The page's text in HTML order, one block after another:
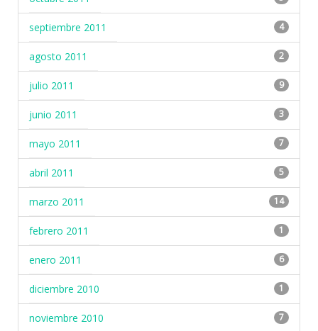
septiembre 2011 4
agosto 2011 2
julio 2011 9
junio 2011 3
mayo 2011 7
abril 2011 5
marzo 2011 14
febrero 2011 1
enero 2011 6
diciembre 2010 1
noviembre 2010 7